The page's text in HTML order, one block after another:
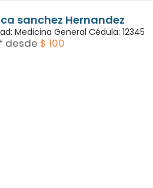
sanchez Hernandez
Medicina General Cédula: 12345
desde $ 100